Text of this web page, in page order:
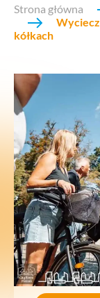
Strona główna
kółkach